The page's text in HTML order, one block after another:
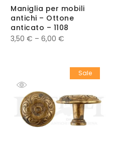
Maniglia per mobili
antichi – Ottone
anticato – 1108
3,50 € – 6,00 €
Sale